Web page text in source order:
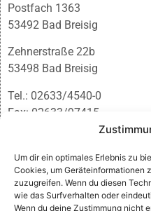
Um dir ein optimales Erlebnis zu
Cookies, um Geräteinformationen
zuzugreifen. Wenn du diesen
wie das Surfverhalten oder
Wenn du deine Zustimmung nicht
Postfach 1363
53492 Bad Breisig
Zehnerstraße 22b
53498 Bad Breisig
Tel.: 02633/4540-0
Fax: 02633/97415
infobb@blmedien.de